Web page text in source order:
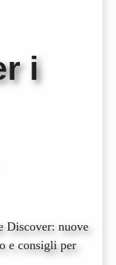
i
Discover: nuove
e consigli per